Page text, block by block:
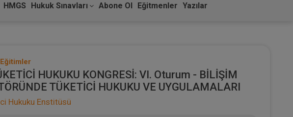
HMGS Hukuk Sınavları Abone Ol Eğitmenler Yazılar
HUKUKU KONGRESİ: VI. Oturum - BİLİŞİM
TÜKETİCİ HUKUKU VE UYGULAMALARI
Hukuku Enstitüsü